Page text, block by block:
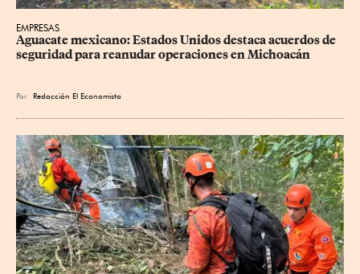
EMPRESAS
Aguacate mexicano: Estados Unidos destaca acuerdos de
seguridad para reanudar operaciones en Michoacán
Por Redacción El Economista